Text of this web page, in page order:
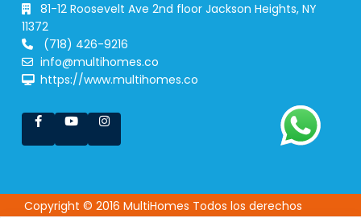
81-12 Roosevelt Ave 2nd floor Jackson Heights, NY
11372
(718) 426-9216
info@multihomes.co
https://www.multihomes.co
Copyright © 2016 MultiHomes Todos los derechos